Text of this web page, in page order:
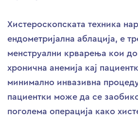
Хистероскопската техника
ендометријална аблација, е
менструални крварења кои
хронична анемија кај
минимално инвазивна
пациентки може да се
поголема операција како